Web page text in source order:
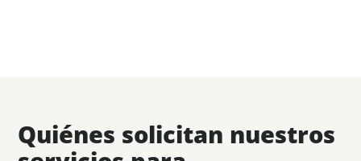
Quiénes solicitan nuestros